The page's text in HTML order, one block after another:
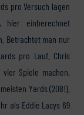
pro Versuch lagen
hier einberechnet
Betrachtet man nur
pro Lauf. Chris
Spiele machen,
Yards (208!).
als Eddie Lacys 69